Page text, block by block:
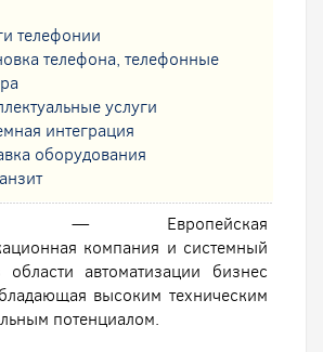
телефонии
телефона, телефонные
услуги
интеграция
оборудования
— Европейская
компания и системный
области автоматизации бизнес
высоким техническим
потенциалом.